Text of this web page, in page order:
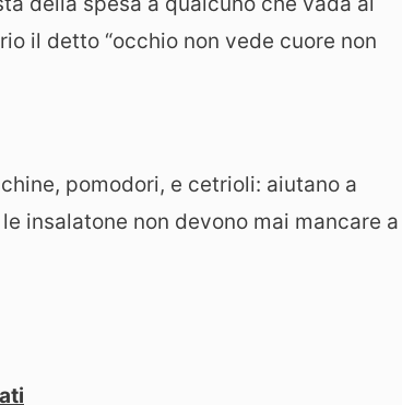
il detto “occhio non vede cuore non
pomodori, e cetrioli: aiutano a
insalatone non devono mai mancare a